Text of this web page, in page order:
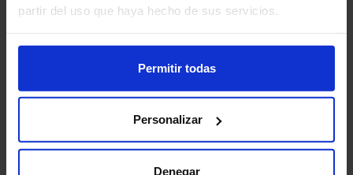
partir del uso que haya hecho de sus servicios.
Permitir todas
Personalizar
Denegar
Con la Tarifa
FIBRA 500Mb y MÓVIL 200GB
1,25€/mes